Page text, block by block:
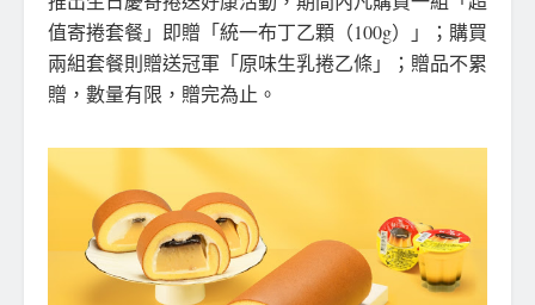
值寄捲套餐」即贈「統一布丁乙顆（100g）」；購買
兩組套餐則贈送冠軍「原味生乳捲乙條」；贈品不累
贈，數量有限，贈完為止。